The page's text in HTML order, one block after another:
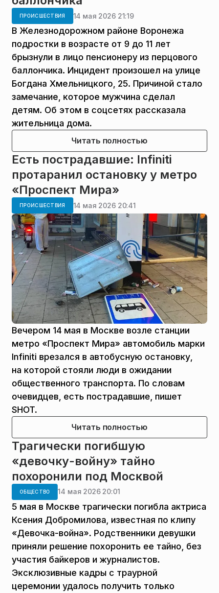
ПРОИСШЕСТВИЯ 14 мая 2026 21:19
В Железнодорожном районе Воронежа
подростки в возрасте от 9 до 11 лет
брызнули в лицо пенсионеру из перцового
баллончика. Инцидент произошел на улице
Богдана Хмельницкого, 25. Причиной стало
замечание, которое мужчина сделал
детям. Об этом в соцсетях рассказала
жительница дома.
Читать полностью
Есть пострадавшие: Infiniti
протаранил остановку у метро
«Проспект Мира»
ПРОИСШЕСТВИЯ 14 мая 2026 20:41
Вечером 14 мая в Москве возле станции
метро «Проспект Мира» автомобиль марки
Infiniti врезался в автобусную остановку,
на которой стояли люди в ожидании
общественного транспорта. По словам
очевидцев, есть пострадавшие, пишет
SHOT.
Читать полностью
Трагически погибшую
«девочку-войну» тайно
похоронили под Москвой
ОБЩЕСТВО 14 мая 2026 20:01
5 мая в Москве трагически погибла актриса
Ксения Добромилова, известная по клипу
«Девочка-война». Родственники девушки
приняли решение похоронить ее тайно, без
участия байкеров и журналистов.
Эксклюзивные кадры с траурной
церемонии удалось получить только